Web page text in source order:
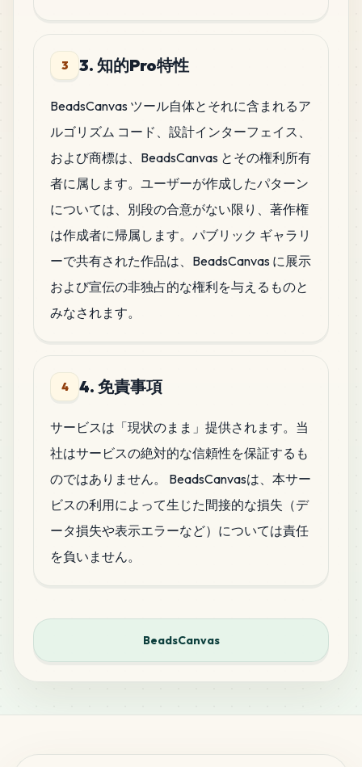
3 3. 知的Pro特性
BeadsCanvas ツール自体とそれに含まれるア
ルゴリズム コード、設計インターフェイス、
および商標は、BeadsCanvas とその権利所有
者に属します。ユーザーが作成したパターン
については、別段の合意がない限り、著作権
は作成者に帰属します。パブリック ギャラリ
ーで共有された作品は、BeadsCanvas に展示
および宣伝の非独占的な権利を与えるものと
みなされます。
4 4. 免責事項
サービスは「現状のまま」提供されます。当
社はサービスの絶対的な信頼性を保証するも
のではありません。 BeadsCanvasは、本サー
ビスの利用によって生じた間接的な損失（デ
ータ損失や表示エラーなど）については責任
を負いません。
BeadsCanvas